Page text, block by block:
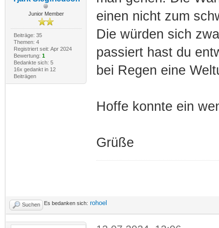
Junior Member
Beiträge: 35
Themen: 4
Registriert seit: Apr 2024
Bewertung: 1
Bedankte sich: 5
16x gedankt in 12
Beiträgen
einen nicht zum
Die würden sich
passiert hast du
bei Regen eine
Hoffe konnte ein
Grüße
Suchen Es bedanken sich: rohoel